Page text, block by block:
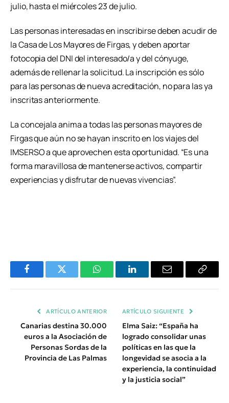
julio, hasta el miércoles 23 de julio.
Las personas interesadas en inscribirse deben acudir de
la Casa de Los Mayores de Firgas, y deben aportar
fotocopia del DNI del interesado/a y del cónyuge,
además de rellenar la solicitud. La inscripción es sólo
para las personas de nueva acreditación, no para las ya
inscritas anteriormente.
La concejala anima a todas las personas mayores de
Firgas que aún no se hayan inscrito en los viajes del
IMSERSO a que aprovechen esta oportunidad. “Es una
forma maravillosa de mantenerse activos, compartir
experiencias y disfrutar de nuevas vivencias”.
FacebookTwitter WhatsAppLinkedInEmail
Copiar
ARTÍCULO ANTERIOR
Canarias destina 30.000
euros a la Asociación de
Personas Sordas de la
Provincia de Las Palmas
ARTÍCULO SIGUIENTE
Elma Saiz: “España ha
logrado consolidar unas
políticas en las que la
longevidad se asocia a la
experiencia, la continuidad
y la justicia social”